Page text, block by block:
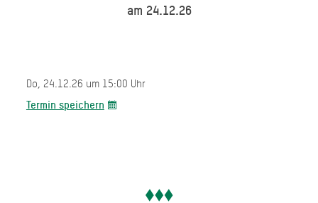
am 24.12.26
Do, 24.12.26 um 15:00 Uhr
Termin speichern